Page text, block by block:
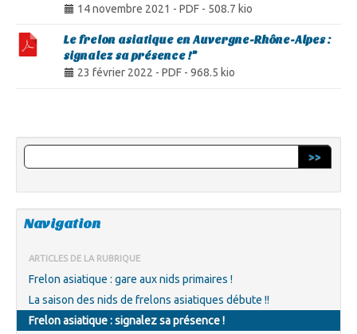
14 novembre 2021 - PDF - 508.7 kio
Le frelon asiatique en Auvergne-Rhône-Alpes :
signalez sa présence !"
23 février 2022 - PDF - 968.5 kio
>>
Navigation
ARTICLES DE LA RUBRIQUE
Frelon asiatique : gare aux nids primaires !
La saison des nids de frelons asiatiques débute !!
Frelon asiatique : signalez sa présence !